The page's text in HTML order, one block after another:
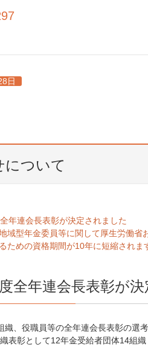
日
について
連会長表彰が決定されました
型年金委員等に関して厚生労働省
めの資格期間が10年に短縮されま
全年連会長表彰が
織、役職員等の全年連会長表彰の選
表彰として12年金受給者団体14組